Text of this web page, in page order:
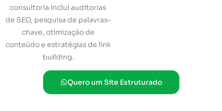
consultoria inclui auditorias
de SEO, pesquisa de palavras-
chave, otimização de
conteúdo e estratégias de link
building.
Quero um Site Estruturado